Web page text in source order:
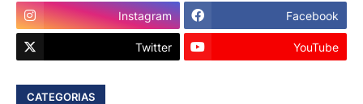
Instagram Facebook
Twitter YouTube
CATEGORIAS